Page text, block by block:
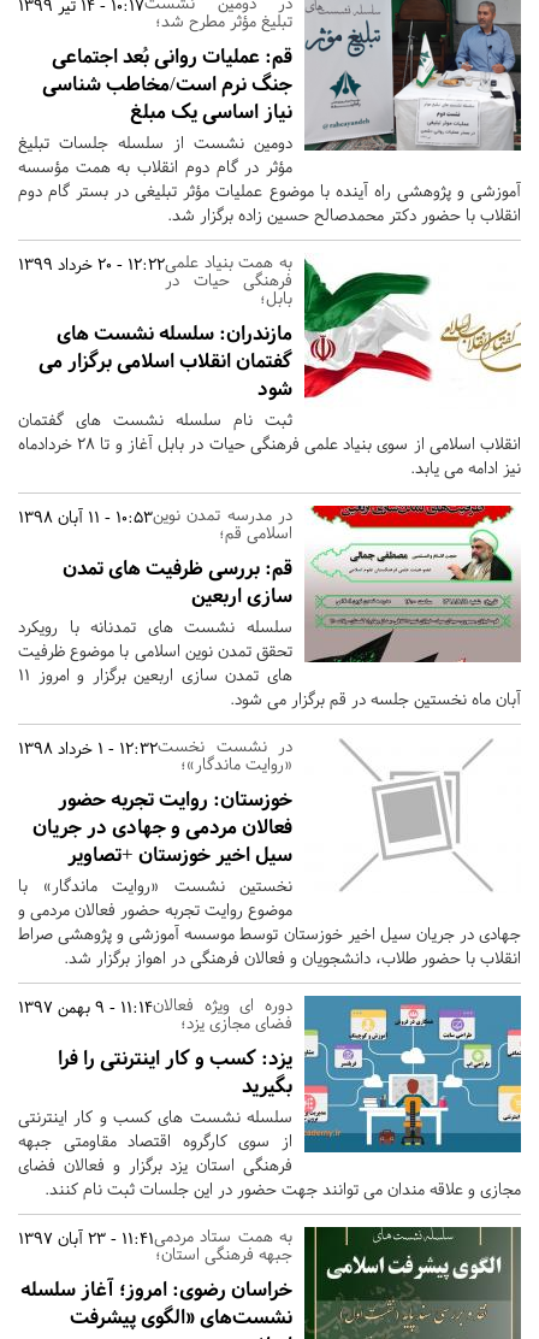
10:17 - 14 تیر 1399
تبلیغ مؤثر مطرح شد؛
قم: عملیات روانی بُعد اجتماعی
جنگ نرم است/مخاطب شناسی
نیاز اساسی یک مبلغ
دومین نشست از سلسله جلسات تبلیغ
مؤثر در گام دوم انقلاب به همت مؤسسه
آموزشی و پژوهشی راه آینده با موضوع عملیات مؤثر تبلیغی در بستر گام دوم
انقلاب با حضور دکتر محمدصالح حسین زاده برگزار شد.
12:22 - 20 خرداد 1399به همت بنیاد علمی
فرهنگی حیات در
بابل؛
مازندران: سلسله نشست های
گفتمان انقلاب اسلامی برگزار می
شود
ثبت نام سلسله نشست های گفتمان
انقلاب اسلامی از سوی بنیاد علمی فرهنگی حیات در بابل آغاز و تا 28 خردادماه
نیز ادامه می یابد.
10:53 - 11 آبان 1398در مدرسه تمدن نوین
اسلامی قم؛
قم: بررسی ظرفیت های تمدن
سازی اربعین
سلسله نشست های تمدنانه با رویکرد
تحقق تمدن نوین اسلامی با موضوع ظرفیت
های تمدن سازی اربعین برگزار و امروز 11
آبان ماه نخستین جلسه در قم برگزار می شود.
12:32 - 1 خرداد 1398در نشست نخست
«روایت ماندگار»؛
خوزستان: روایت تجربه حضور
فعالان مردمی و جهادی در جریان
سیل اخیر خوزستان +تصاویر
نخستین نشست «روایت ماندگار» با
موضوع روایت تجربه حضور فعالان مردمی و
جهادی در جریان سیل اخیر خوزستان توسط موسسه آموزشی و پژوهشی صراط
انقلاب با حضور طلاب، دانشجویان و فعالان فرهنگی در اهواز برگزار شد.
11:14 - 9 بهمن 1397دوره ای ویژه فعالان
فضای مجازی یزد؛
یزد: کسب و کار اینترنتی را فرا
بگیرید
سلسله نشست های کسب و کار اینترنتی
از سوی کارگروه اقتصاد مقاومتی جبهه
فرهنگی استان یزد برگزار و فعالان فضای
مجازی و علاقه مندان می توانند جهت حضور در این جلسات ثبت نام کنند.
11:41 - 23 آبان 1397به همت ستاد مردمی
جبهه فرهنگی استان؛
خراسان رضوی: امروز؛ آغاز سلسله
نشست‌های «الگوی پیشرفت